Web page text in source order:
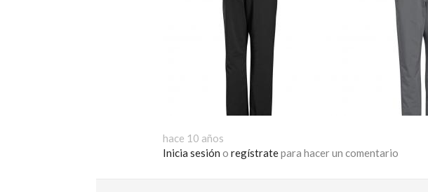
hace 10 años
Inicia sesión oregístratepara hacer un comentario